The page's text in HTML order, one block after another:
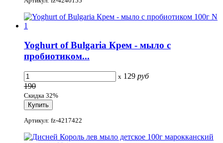
Yoghurt of Bulgaria Крем - мыло с
пробиотиком...
x 129 руб
190
Скидка 32%
Артикул: fz-4217422